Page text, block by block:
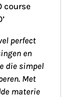
course
perfect
en
die simpel
Met
materie